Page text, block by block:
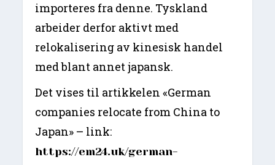
importeres fra denne. Tyskland
arbeider derfor aktivt med
relokalisering av kinesisk handel
med blant annet japansk.
Det vises til artikkelen «German
companies relocate from China to
Japan» – link:
https://em24.uk/german-